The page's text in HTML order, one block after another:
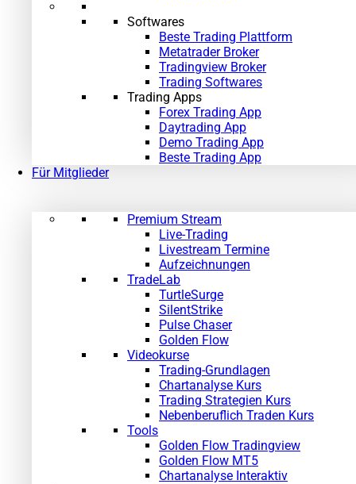
Softwares
Beste Trading Plattform
Metatrader Broker
Tradingview Broker
Trading Softwares
Trading Apps
Forex Trading App
Daytrading App
Demo Trading App
Beste Trading App
Für Mitglieder
Premium Stream
Live-Trading
Livestream Termine
Aufzeichnungen
TradeLab
TurtleSurge
SilentStrike
Pulse Chaser
Golden Flow
Videokurse
Trading-Grundlagen
Chartanalyse Kurs
Trading Strategien Kurs
Nebenberuflich Traden Kurs
Tools
Golden Flow Tradingview
Golden Flow MT5
Chartanalyse Interaktiv